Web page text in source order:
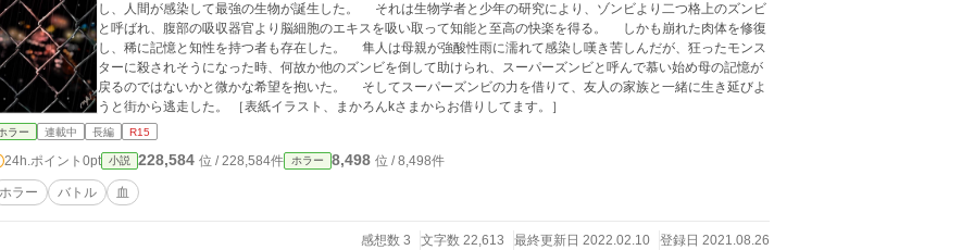
し、人間が感染して最強の生物が誕生した。 それは生物学者と少年の研究により、ゾンビより二つ格上のズンビ
と呼ばれ、腹部の吸収器官より脳細胞のエキスを吸い取って知能と至高の快楽を得る。 しかも崩れた肉体を修復
し、稀に記憶と知性を持つ者も存在した。 隼人は母親が強酸性雨に濡れて感染し嘆き苦しんだが、狂ったモンス
ターに殺されそうになった時、何故か他のズンビを倒して助けられ、スーパーズンビと呼んで慕い始め母の記憶が
戻るのではないかと微かな希望を抱いた。 そしてスーパーズンビの力を借りて、友人の家族と一緒に生き延びよ
うと街から逃走した。 ［表紙イラスト、まかろんkさまからお借りしてます。］
ラー 連載中 長編 R15
24h.ポイント 0pt 小説 228,584 位 / 228,584件 ホラー 8,498 位 / 8,498件
ホラー バトル 血
感想数 3 文字数 22,613 最終更新日 2022.02.10 登録日 2021.08.26